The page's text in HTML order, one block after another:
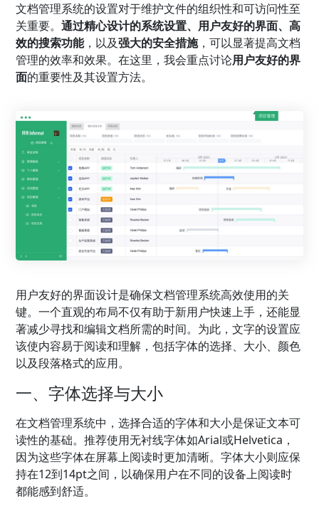
文档管理系统的设置对于维护文件的组织性和可访问性至
关重要。通过精心设计的系统设置、用户友好的界面、高
效的搜索功能，以及强大的安全措施，可以显著提高文档
管理的效率和效果。在这里，我会重点讨论用户友好的界
面的重要性及其设置方法。
用户友好的界面设计是确保文档管理系统高效使用的关
键。一个直观的布局不仅有助于新用户快速上手，还能显
著减少寻找和编辑文档所需的时间。为此，文字的设置应
该使内容易于阅读和理解，包括字体的选择、大小、颜色
以及段落格式的应用。
一、字体选择与大小
在文档管理系统中，选择合适的字体和大小是保证文本可
读性的基础。推荐使用无衬线字体如Arial或Helvetica，
因为这些字体在屏幕上阅读时更加清晰。字体大小则应保
持在12到14pt之间，以确保用户在不同的设备上阅读时
都能感到舒适。